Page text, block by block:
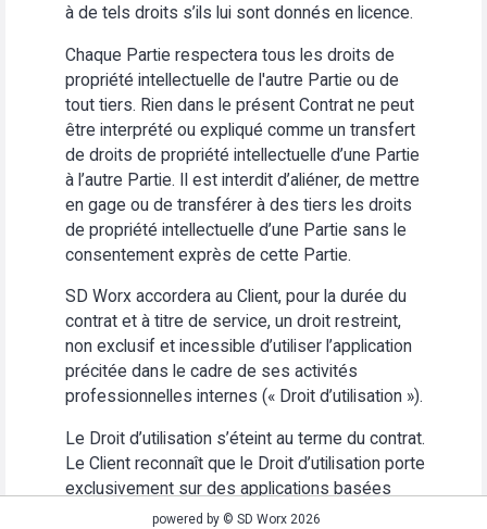
à de tels droits s’ils lui sont donnés en licence.
Chaque Partie respectera tous les droits de
propriété intellectuelle de l'autre Partie ou de
tout tiers. Rien dans le présent Contrat ne peut
être interprété ou expliqué comme un transfert
de droits de propriété intellectuelle d’une Partie
à l’autre Partie. Il est interdit d’aliéner, de mettre
en gage ou de transférer à des tiers les droits
de propriété intellectuelle d’une Partie sans le
consentement exprès de cette Partie.
SD Worx accordera au Client, pour la durée du
contrat et à titre de service, un droit restreint,
non exclusif et incessible d’utiliser l’application
précitée dans le cadre de ses activités
professionnelles internes (« Droit d’utilisation »).
Le Droit d’utilisation s’éteint au terme du contrat.
Le Client reconnaît que le Droit d’utilisation porte
exclusivement sur des applications basées
Web. Le Client s’abstiendra (i) d’utiliser
powered by © SD Worx 2026